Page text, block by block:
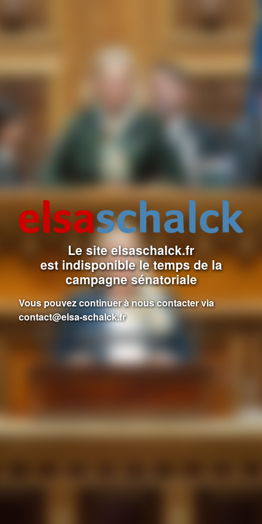
Le site elsaschalck.fr
est indisponible le temps de la
campagne sénatoriale
Vous pouvez continuer à nous contacter via
contact@elsa-schalck.fr